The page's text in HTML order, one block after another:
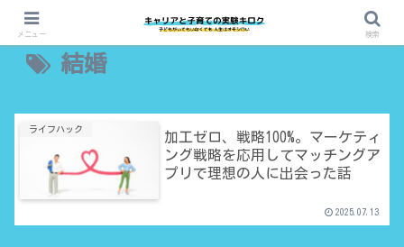
結婚
ライフハック
加工ゼロ、戦略100%。マーケティ
ング戦略を応用してマッチングア
プリで理想の人に出会った話
2025.07.13
メニュー 検索